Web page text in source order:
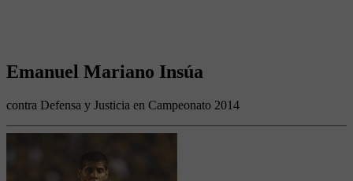
Emanuel Mariano Insúa
contra Defensa y Justicia en Campeonato 2014